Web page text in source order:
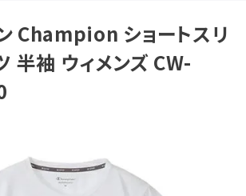
Champion ショートスリ
半袖 ウィメンズ CW-